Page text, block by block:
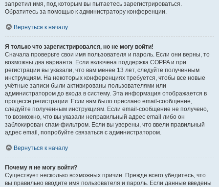
запретил имя, под которым вы пытаетесь зарегистрироваться.
Обратитесь за помощью к администратору конференции.
Вернуться к началу
Я только что зарегистрировался, но не могу войти!
Сначала проверьте свои имя пользователя и пароль. Если они верны, то
возможны два варианта. Если включена поддержка COPPA и при
регистрации вы указали, что вам менее 13 лет, следуйте полученным
инструкциям. На некоторых конференциях требуется, чтобы все новые
учётные записи были активированы пользователями или
администратором до входа в систему. Эта информация отображается в
процессе регистрации. Если вам было прислано email-сообщение,
следуйте полученным инструкциям. Если email-сообщение не получено,
то возможно, что вы указали неправильный адрес email либо он
заблокирован спам-фильтром. Если вы уверены, что ввели правильный
адрес email, попробуйте связаться с администратором.
Вернуться к началу
Почему я не могу войти?
Существует несколько возможных причин. Прежде всего убедитесь, что
вы правильно вводите имя пользователя и пароль. Если данные введены